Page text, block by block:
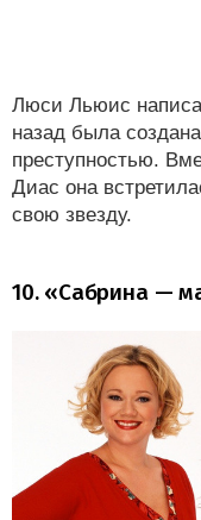
Люси Льюис
назад была
преступностью.
Диас она
свою звезду.
10. «Сабрина —